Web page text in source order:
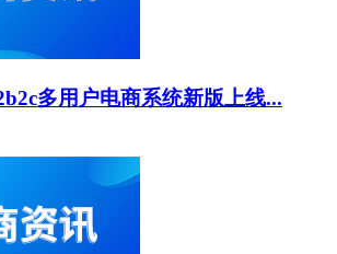
多用户电商系统新版上线...